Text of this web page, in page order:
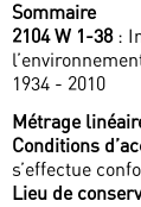
Sommaire
2104 W 1-38:
1934 - 2010
Métrage
Conditions
s’effectue
Lieu de